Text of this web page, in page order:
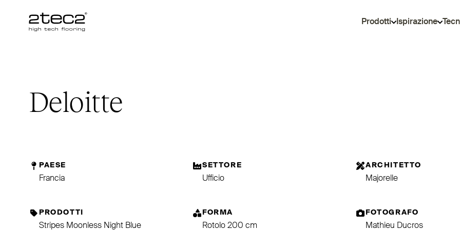
Primary Prodotti Ispirazione
Deloitte
PAESE
Francia
SETTORE
Ufficio
ARCHITETTO
Majorelle
PRODOTTI
Stripes Moonless Night Blue
FORMA
Rotolo 200 cm
FOTOGRAFO
Mathieu Ducros